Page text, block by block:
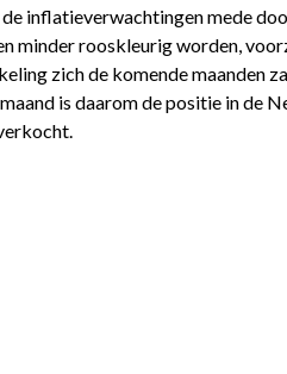
inflatieverwachtingen mede
minder rooskleurig worden,
zich de komende maanden
is daarom de positie in de